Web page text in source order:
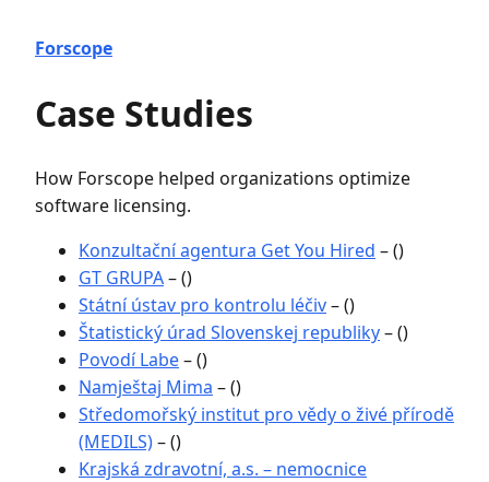
Forscope
Case Studies
How Forscope helped organizations optimize
software licensing.
Konzultační agentura Get You Hired – ()
GT GRUPA– ()
Státní ústav pro kontrolu léčiv– ()
Štatistický úrad Slovenskej republiky– ()
Povodí Labe– ()
Namještaj Mima – ()
Středomořský institut pro vědy o živé přírodě
(MEDILS)– ()
Krajská zdravotní, a.s. – nemocnice